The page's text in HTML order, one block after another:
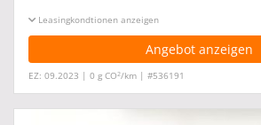
Leasingkonditionen ein-/ausblenden
Angebot anzeigen
EZ: 09.2023 | 0 g CO2/km | #536191